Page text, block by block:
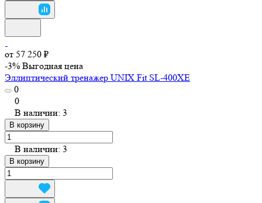
от 57 250 ₽
-3% Выгодная цена
Эллиптический тренажер UNIX Fit SL-400XE
0
0
В наличии: 3
В корзину
В наличии: 3
В корзину